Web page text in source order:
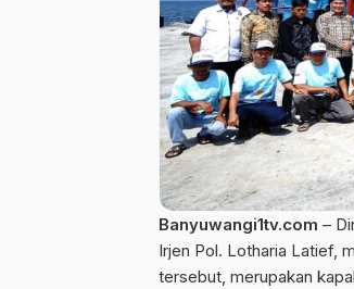
Banyuwangi1tv.com –
Irjen Pol. Lotharia Latief,
tersebut, merupakan